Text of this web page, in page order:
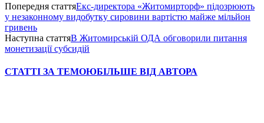
Попередня статтяЕкс-директора «Житомирторф» підозрюють
у незаконному видобутку сировини вартістю майже мільйон
гривень
Наступна статтяВ Житомирській ОДА обговорили питання
монетизації субсидій
СТАТТІ ЗА ТЕМОЮБІЛЬШЕ ВІД АВТОРА